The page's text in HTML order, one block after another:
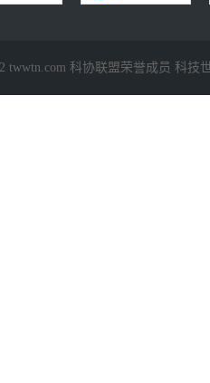
twwtn.com 科协联盟荣誉成员 科